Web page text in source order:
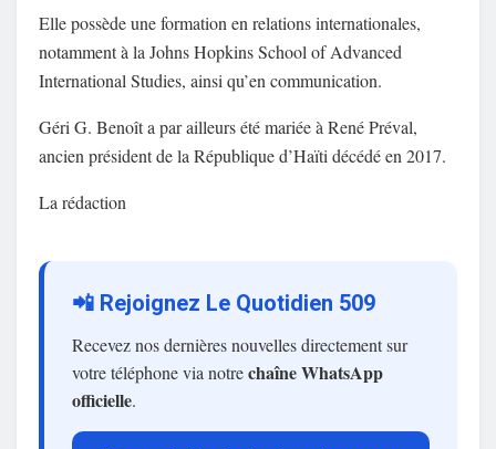
Elle possède une formation en relations internationales,
notamment à la Johns Hopkins School of Advanced
International Studies, ainsi qu’en communication.
Géri G. Benoîta par ailleurs été mariée à René Préval,
ancien président de la République d’Haïti décédé en 2017.
La rédaction
📲 Rejoignez Le Quotidien 509
Recevez nos dernières nouvelles directement sur
votre téléphone via notrechaîne WhatsApp
officielle.